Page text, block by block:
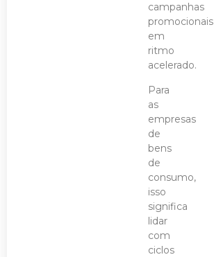
campanhas
promocionais
em
ritmo
acelerado.
Para
as
empresas
de
bens
de
consumo,
isso
significa
lidar
com
ciclos